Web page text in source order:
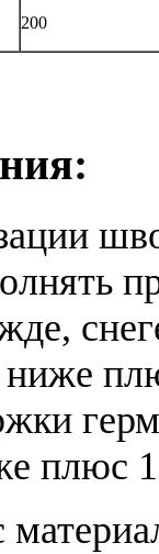
200
ниже
плюс